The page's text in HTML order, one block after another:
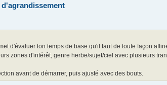
d'évaluer ton temps de base qu'il faut de toute façon
zones d'intérêt, genre herbe/sujet/ciel avec plusieurs
avant de démarrer, puis ajusté avec des bouts.